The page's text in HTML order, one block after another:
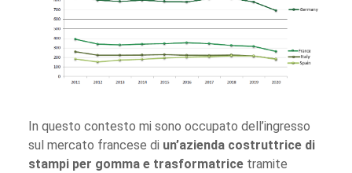
In questo contesto mi sono occupato dell’ingresso
sul mercato francese di un’azienda costruttrice di
stampi per gomma e trasformatrice tramite